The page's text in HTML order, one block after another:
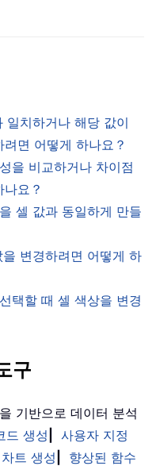
치하거나 해당 값이
면 어떻게 하나요？
을 비교하거나 차이점
요？
셀 값과 동일하게 만들
변경하려면 어떻게 하
택할 때 셀 색상을 변경
구
기반으로 데이터 분석
드 생성
사용자 지정
트 생성
향상된 함수